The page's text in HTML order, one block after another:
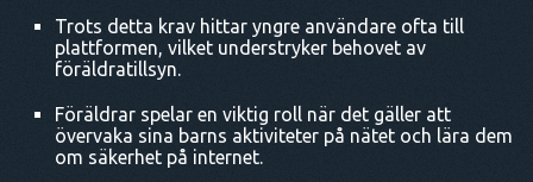
Trots detta krav hittar yngre användare ofta till
plattformen, vilket understryker behovet av
föräldratillsyn.
Föräldrar spelar en viktig roll när det gäller att
övervaka sina barns aktiviteter på nätet och lära dem
om säkerhet på internet.